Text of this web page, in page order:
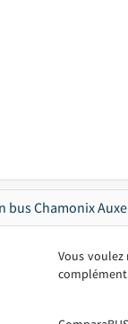
bus Chamonix
Vous